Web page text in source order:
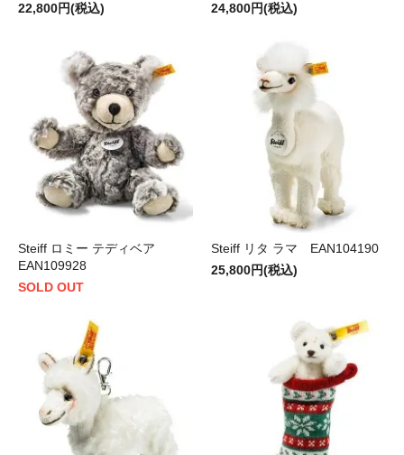
22,800円(税込)
24,800円(税込)
Steiff ロミー テディベア
EAN109928
SOLD OUT
Steiff リタ ラマ EAN104190
25,800円(税込)